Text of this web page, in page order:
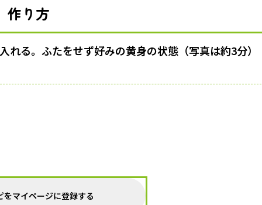
作り方
る。ふたをせず好みの黄身の状態（写真は約3分）
をマイページに登録する